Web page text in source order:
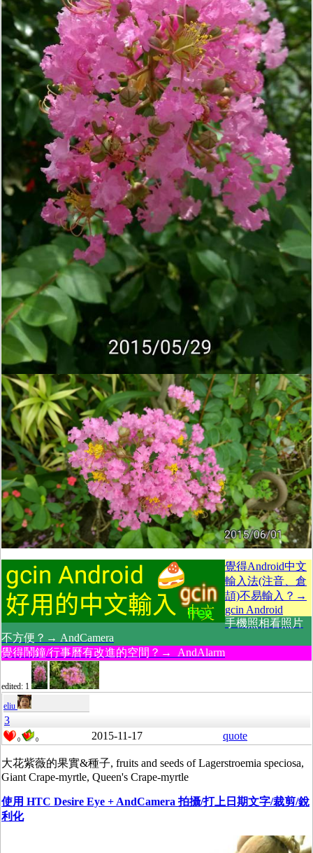
覺得Android中文
輸入法(注音、倉
頡)不易輸入？→
gcin Android
手機照相看照片
不方便？→ AndCamera
覺得鬧鐘/行事曆有改進的空間？→ AndAlarm
edited: 1
eliu
3
0 0 2015-11-17 quote
大花紫薇的果實&種子, fruits and seeds ofLagerstroemia speciosa,
Giant Crape-myrtle, Queen's Crape-myrtle
使用 HTC Desire Eye + AndCamera 拍攝/打上日期文字/裁剪/銳
利化